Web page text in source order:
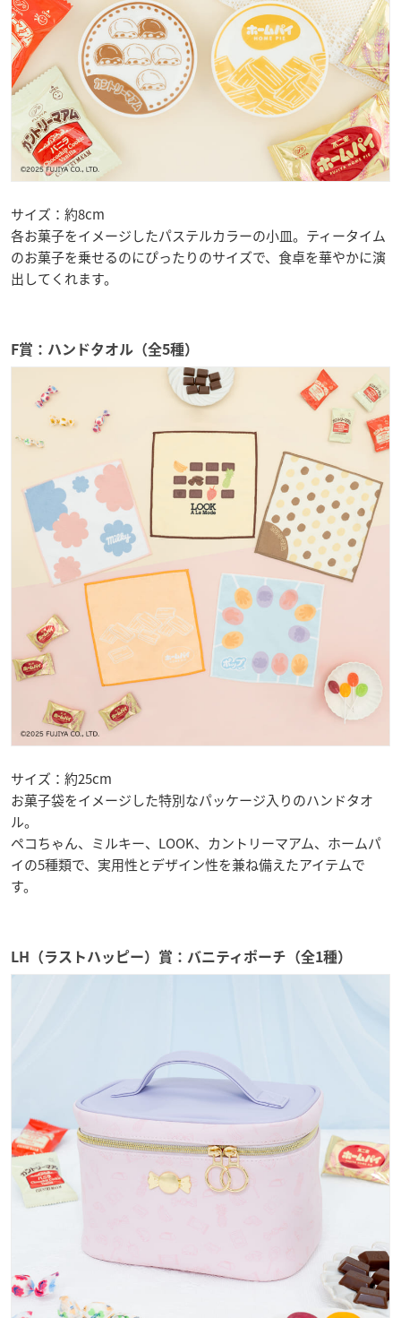
サイズ：約8cm
各お菓子をイメージしたパステルカラーの小皿。ティータイム
のお菓子を乗せるのにぴったりのサイズで、食卓を華やかに演
出してくれます。
F賞：ハンドタオル（全5種）
サイズ：約25cm
お菓子袋をイメージした特別なパッケージ入りのハンドタオ
ル。
ペコちゃん、ミルキー、LOOK、カントリーマアム、ホームパ
イの5種類で、実用性とデザイン性を兼ね備えたアイテムで
す。
LH（ラストハッピー）賞：バニティポーチ（全1種）